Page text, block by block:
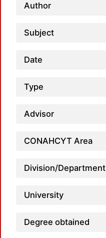
Author
Subject
Date
Type
Advisor
CONAHCYT Area
Division/Department
University
Degree obtained